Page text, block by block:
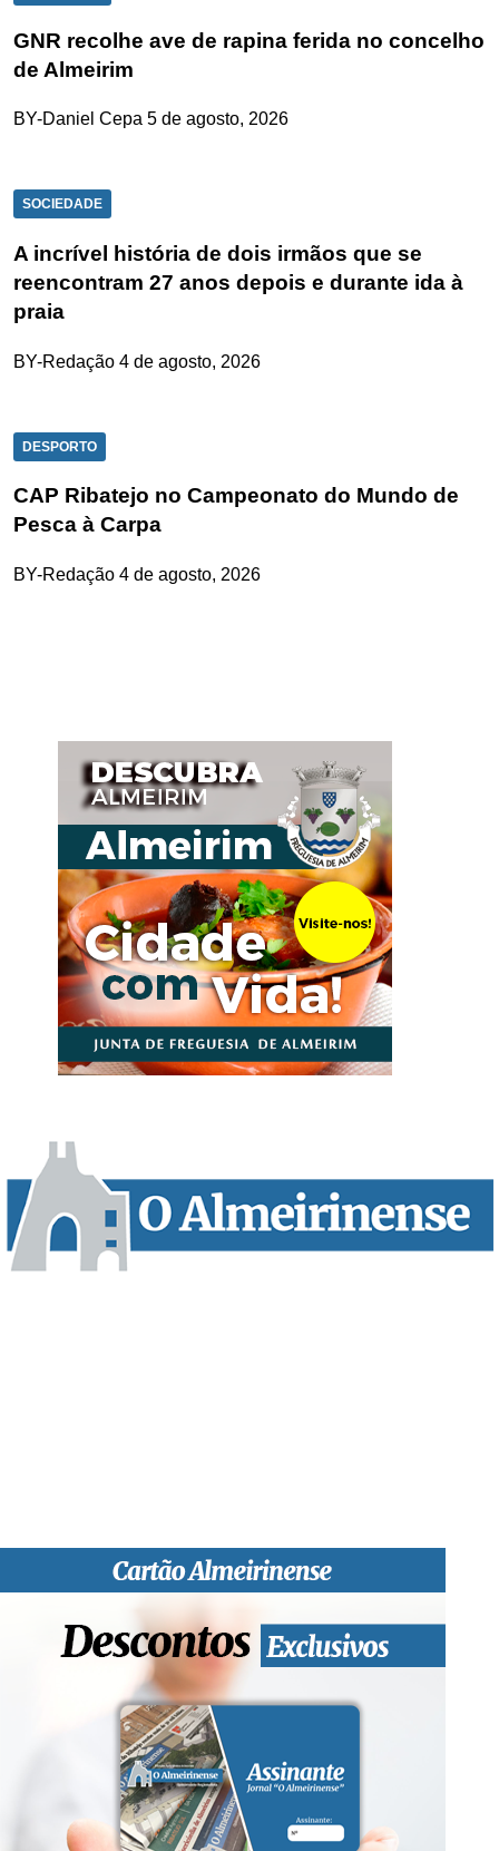
GNR recolhe ave de rapina ferida no concelho
de Almeirim
BY-Daniel Cepa 5 de agosto, 2026
SOCIEDADE
A incrível história de dois irmãos que se
reencontram 27 anos depois e durante ida à
praia
BY-Redação 4 de agosto, 2026
DESPORTO
CAP Ribatejo no Campeonato do Mundo de
Pesca à Carpa
BY-Redação 4 de agosto, 2026